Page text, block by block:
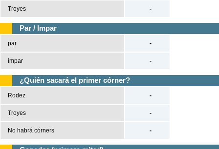
Troyes -
Par / Impar
par
impar
-
-
¿Quién sacará el primer córner?
Rodez
Troyes
No habrá córners
-
-
-